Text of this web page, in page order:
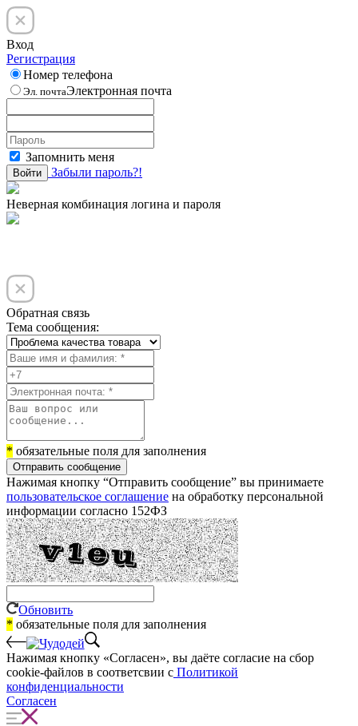
Вход
Регистрация
Номер телефона
Эл. почтаЭлектронная почта
Запомнить меня
Войти Забыли пароль?!
Неверная комбинация логина и пароля
Обратная связь
Тема сообщения:
* обязательные поля для заполнения
Отправить сообщение
Нажимая кнопку “Отправить сообщение” вы принимаете
пользовательское соглашение на обработку персональной
информации согласно 152ФЗ
Обновить
* обязательные поля для заполнения
Нажимая кнопку «Согласен», вы даёте cогласие на сбор
cookie-файлов в соответсвии с Политикой
конфиденциальности
Согласен